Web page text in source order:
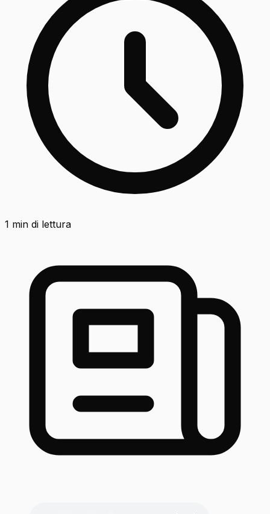
1 min di lettura